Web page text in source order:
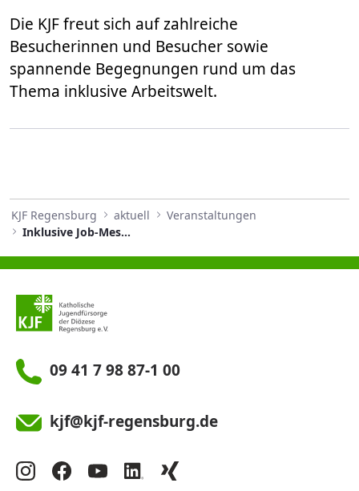
Die KJF freut sich auf zahlreiche
Besucherinnen und Besucher sowie
spannende Begegnungen rund um das
Thema inklusive Arbeitswelt.
KJF Regensburg aktuell
Veranstaltungen
Inklusive Job-Messe im Jahnstadion
09 41 7 98 87-1 00
kjf@kjf-regensburg.de